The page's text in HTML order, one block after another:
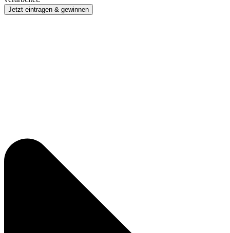
Jetzt eintragen & gewinnen